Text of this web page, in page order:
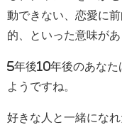
動できない、恋愛に
的、といった意味があ
5年後10年後のあなた
ようですね。
好きな人と一緒にな